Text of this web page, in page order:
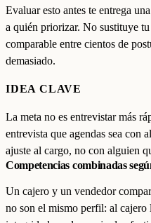
Evaluar esto antes te entrega
a quién priorizar. No sustituye
comparable entre cientos de
demasiado.
IDEA CLAVE
La meta no es entrevistar más
entrevista que agendas sea con
ajuste al cargo, no con alguien
Competencias combinadas
Un cajero y un vendedor
no son el mismo perfil: al cajero